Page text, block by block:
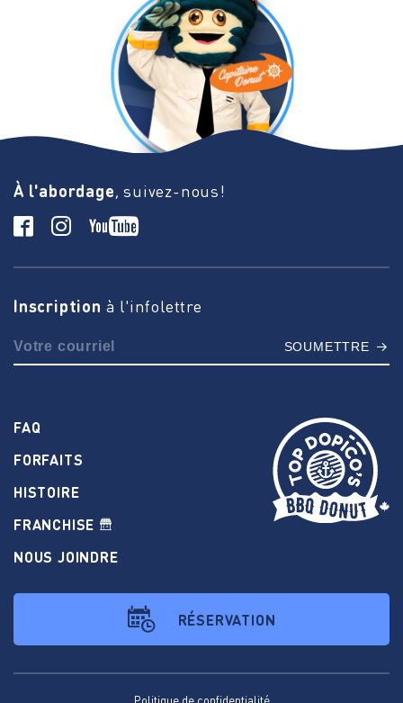
À l'abordage, suivez-nous!
Inscription à l'infolettre
SOUMETTRE
FAQ
FORFAITS
HISTOIRE
FRANCHISE
NOUS JOINDRE
RÉSERVATION
Politique de confidentialité